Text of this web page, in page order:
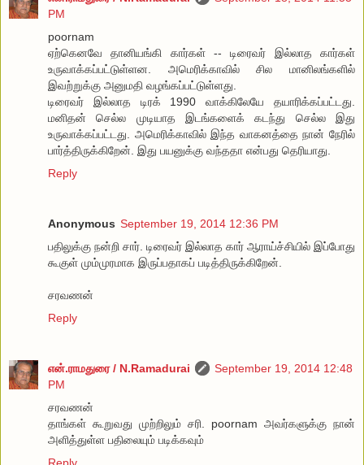
PM
poornam
ஏற்கெனவே தானியங்கி கார்கள் -- டிரைவர் இல்லாத கார்கள்
உருவாக்கப்பட்டுள்ளன. அமெரிக்காவில் சில மானிலங்களில்
இவற்றுக்கு அனுமதி வழங்கப்பட்டுள்ளது.
டிரைவர் இல்லாத டிரக் 1990 வாக்கிலேயே தயாரிக்கப்பட்டது.
மனிதன் செல்ல முடியாத இடங்களைக் கடந்து செல்ல இது
உருவாக்கப்பட்டது. அமெரிக்காவில் இந்த வாகனத்தை நான் நேரில்
பார்த்திருக்கிறேன். இது பயனுக்கு வந்ததா என்பது தெரியாது.
Reply
Anonymous September 19, 2014 12:36 PM
பதிலுக்கு நன்றி சார். டிரைவர் இல்லாத கார் ஆராய்ச்சியில் இப்போது
கூகுள் மும்முரமாக இருப்பதாகப் படித்திருக்கிறேன்.
சரவணன்
Reply
என்.ராமதுரை / N.Ramadurai
September 19, 2014 12:48
PM
சரவணன்
தாங்கள் கூறுவது முற்றிலும் சரி. poornam அவர்களுக்கு நான்
அளித்துள்ள பதிலையும் படிக்கவும்